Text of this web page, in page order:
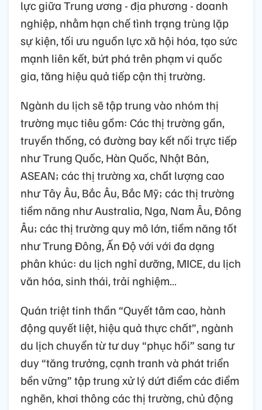
lực giữa Trung ương - địa phương - doanh
nghiệp, nhằm hạn chế tình trạng trùng lặp
sự kiện, tối ưu nguồn lực xã hội hóa, tạo sức
mạnh liên kết, bứt phá trên phạm vi quốc
gia, tăng hiệu quả tiếp cận thị trường.
Ngành du lịch sẽ tập trung vào nhóm thị
trường mục tiêu gồm: Các thị trường gần,
truyền thống, có đường bay kết nối trực tiếp
như Trung Quốc, Hàn Quốc, Nhật Bản,
ASEAN; các thị trường xa, chất lượng cao
như Tây Âu, Bắc Âu, Bắc Mỹ; các thị trường
tiềm năng như Australia, Nga, Nam Âu, Đông
Âu; các thị trường quy mô lớn, tiềm năng tốt
như Trung Đông, Ấn Độ với với đa dạng
phân khúc: du lịch nghỉ dưỡng, MICE, du lịch
văn hóa, sinh thái, trải nghiệm…
Quán triệt tinh thần “Quyết tâm cao, hành
động quyết liệt, hiệu quả thực chất”, ngành
du lịch chuyển từ tư duy “phục hồi” sang tư
duy “tăng trưởng, cạnh tranh và phát triển
bền vững” tập trung xử lý dứt điểm các điểm
nghẽn, khơi thông các thị trường, chủ động